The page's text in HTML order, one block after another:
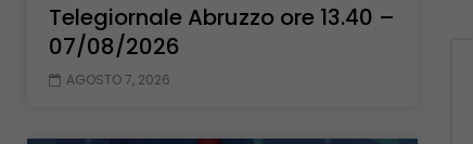
Telegiornale Abruzzo ore 13.40 –
07/08/2026
AGOSTO 7, 2026